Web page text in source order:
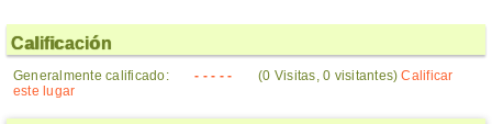
Calificación
Generalmente calificado: - - - - - (0 Visitas, 0 visitantes)Calificar
este lugar